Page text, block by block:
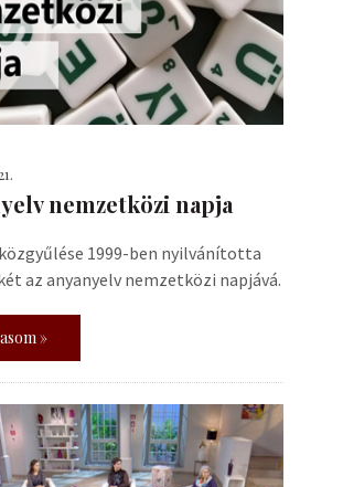
nemzetközi napja
közgyűlése 1999-ben nyilvánította
az anyanyelv nemzetközi napjává.
»